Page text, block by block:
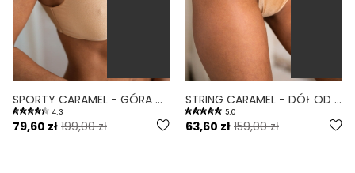
SPORTY CARAMEL - GÓRA OD BIKINI NA MAŁY BIUST SPORTOWA KARMELOWY
4.3
79,60 zł 199,00 zł
STRING CARAMEL - DÓŁ OD BIKINI WYCIĘTY KARMELOWY
5.0
63,60 zł 159,00 zł